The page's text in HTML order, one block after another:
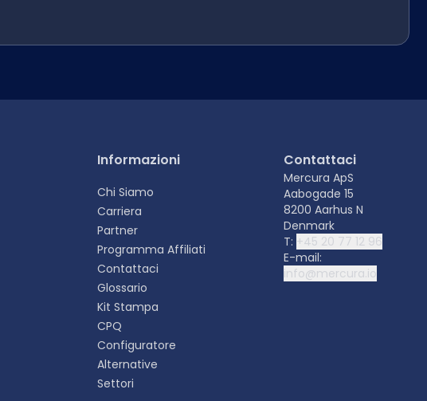
Informazioni
Chi Siamo
Carriera
Partner
Programma Affiliati
Contattaci
Glossario
Kit Stampa
CPQ
Configuratore
Alternative
Settori
Contattaci
Mercura ApS
Aabogade 15
8200 Aarhus N
Denmark
T: +45 20 77 12 96
E-mail:
info@mercura.io